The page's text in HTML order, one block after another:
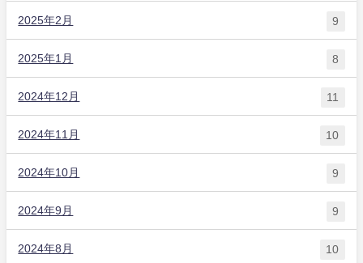
2025年2月 9
2025年1月 8
2024年12月 11
2024年11月 10
2024年10月 9
2024年9月 9
2024年8月 10